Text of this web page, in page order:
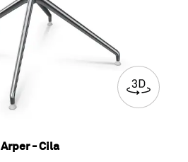
Arper - Cila